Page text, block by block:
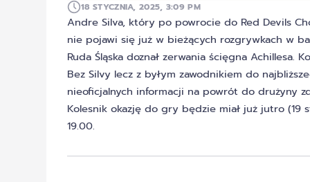
18 STYCZNIA, 2025, 3:09 PM
Andre Silva, który po powrocie do Red Devils
nie pojawi się już w bieżących rozgrywkach w
Ruda Śląska doznał zerwania ścięgna
Bez Silvy lecz z byłym zawodnikiem do
nieoficjalnych informacji na powrót do drużyny
Kolesnik okazję do gry będzie miał już jutro (19
19.00.